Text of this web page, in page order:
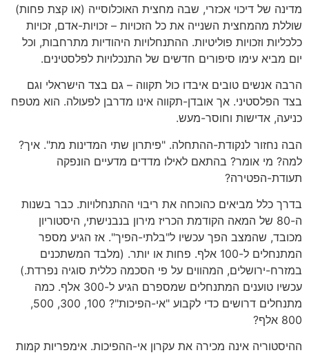
מדינה של דיכוי אכזרי, שבה מחצית האוכלוסייה (או קצת פחות)
שוללת מהמחצית השנייה את כל הזכויות – זכויות-אדם, זכויות
כלכליות וזכויות פוליטיות. ההתנחלויות היהודיות מתרחבות, וכל
יום מביא עימו סיפורים חדשים של התנכלויות לפלסטינים.
הרבה אנשים טובים איבדו כול תקווה – גם בצד הישראלי וגם
בצד הפלסטיני. אך אובדן-תקווה אינו מדרבן לפעולה. הוא מטפח
כניעה, אדישות וחוסר-מעש.
הבה נחזור לנקודת-ההתחלה. "פיתרון שתי המדינות מת". איך?
למה? מי אומר? בהתאם לאילו מדדים מדעיים הונפקה
תעודת-הפטירה?
בדרך כלל מביאים כהוכחה את ריבוי ההתנחלויות. כבר בשנות
ה-80 של המאה הקודמת הכריז מירון בנבנישתי, היסטוריון
מכובד, שהמצב הפך עכשיו ל"בלתי-הפיך". אז הגיע מספר
המתנחלים ל-100 אלף. פחות או יותר. (מלבד המשתכנים
במזרח-ירושלים, המהווים על פי הסכמה כללית סוגיה נפרדת.)
עכשיו טוענים המתנחלים שמספרם הגיע ל-300 אלף. כמה
מתנחלים דרושים כדי לקבוע "אי-הפיכות"? 100, 300, 500,
800 אלף?
ההיסטוריה אינה מכירה את עקרון אי-ההפיכות. אימפריות קמות